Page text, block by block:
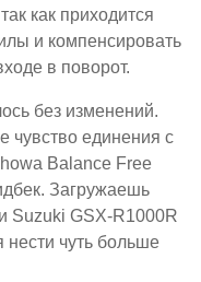
как приходится
и компенсировать
в поворот.
без изменений.
чувство единения с
Balance Free
Загружаешь
Suzuki GSX-R1000R
нести чуть больше